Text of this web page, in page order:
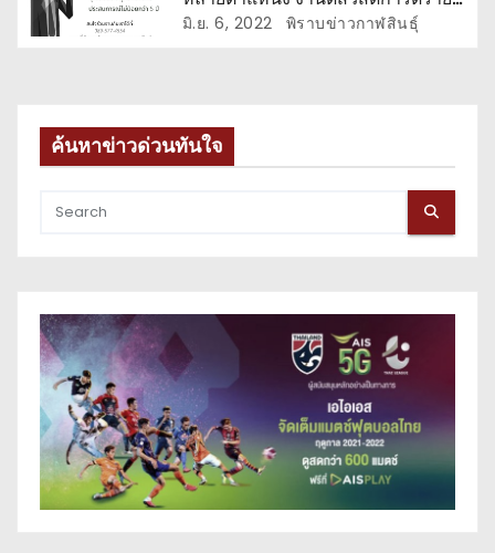
ได้ดี
มิ.ย. 6, 2022 พิราบข่าวกาฬสินธุ์
ค้นหาข่าวด่วนทันใจ